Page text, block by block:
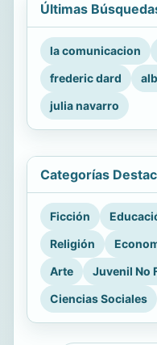
Últimas
la comunicacion
frederic dard
julia navarro
Categorías
Ficción
Religión
Arte
Juvenil No
Ciencias Sociales